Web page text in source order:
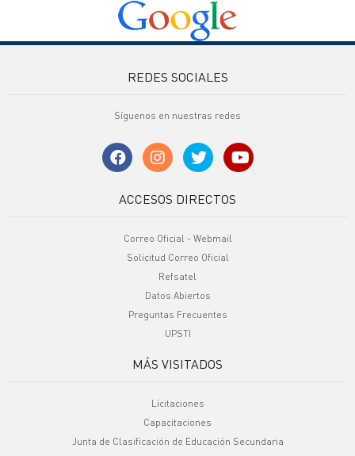
REDES SOCIALES
Síguenos en nuestras redes
ACCESOS DIRECTOS
Correo Oficial - Webmail
Solicitud Correo Oficial
Refsatel
Datos Abiertos
Preguntas Frecuentes
UPSTI
MÁS VISITADOS
Licitaciones
Capacitaciones
Junta de Clasificación de Educación Secundaria